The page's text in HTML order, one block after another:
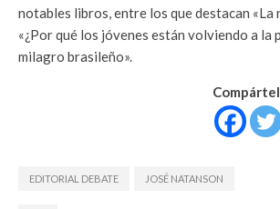
notables libros, entre los que destacan «La
«¿Por qué los jóvenes están volviendo a la
milagro brasileño».
EDITORIAL DEBATE JOSÉ NATANSON